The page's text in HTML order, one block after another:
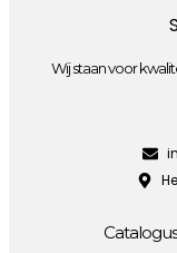
Wij staan voor
Catalogus